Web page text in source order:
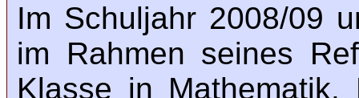
Im Schuljahr 2008/09
im Rahmen seines
Klasse in